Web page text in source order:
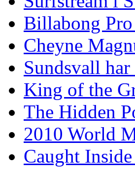
Billabong
Cheyne
Sundsvall
King of the
The Hidden
2010 World
Caught